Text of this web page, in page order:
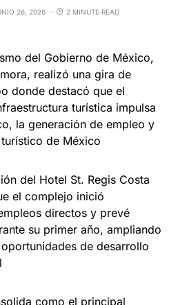
26, 2026 2 MINUTE READ
del Gobierno de México,
realizó una gira de
donde destacó que el
turística impulsa
la generación de empleo y
de México
del Hotel St. Regis Costa
el complejo inició
directos y prevé
su primer año, ampliando
de desarrollo
como el principal